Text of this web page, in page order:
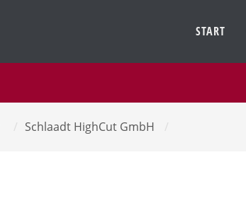
START
/ Schlaadt HighCut GmbH /